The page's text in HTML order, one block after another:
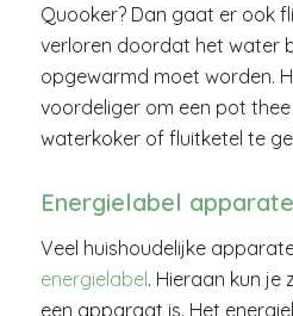
Quooker? Dan gaat er ook
verloren doordat het water
opgewarmd moet worden.
voordeliger om een pot
waterkoker of fluitketel te
Energielabel
Veel huishoudelijke
energielabel. Hieraan kun je
een apparaat is. Het